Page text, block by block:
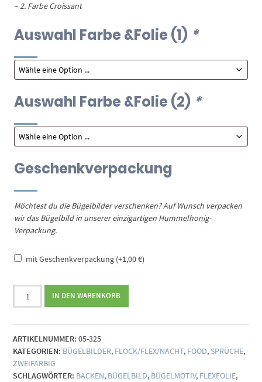
– 2. Farbe Croissant
Auswahl Farbe &Folie (1) *
Auswahl Farbe &Folie (2) *
Geschenkverpackung
Möchtest du die Bügelbilder verschenken? Auf Wunsch verpacken
wir das Bügelbild in unserer einzigartigen Hummelhonig-
Verpackung.
mit Geschenkverpackung (+1,00€)
Bügelbild
Bake
happy
zweifarbig
(individualisierbar)
Menge
IN DEN WARENKORB
ARTIKELNUMMER: 05-325
KATEGORIEN: BÜGELBILDER, FLOCK/FLEX/NACHT, FOOD, SPRÜCHE,
ZWEIFARBIG
SCHLAGWÖRTER: BACKEN, BÜGELBILD, BÜGELMOTIV, FLEXFOLIE,